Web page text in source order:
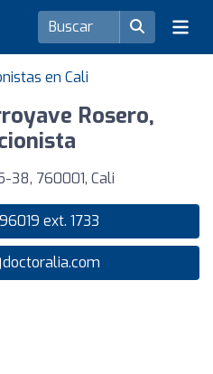
en Cali
Rosero,
38, 760001, Cali
ext. 1733